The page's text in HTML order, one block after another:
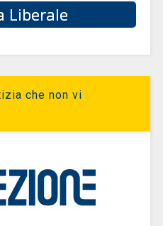
Liberale
che non vi